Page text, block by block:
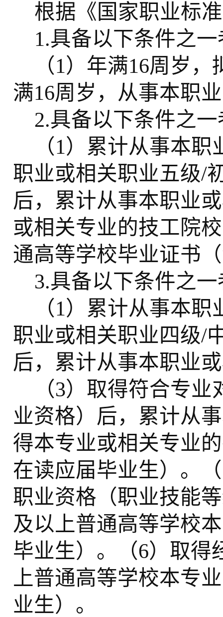
根据《国家职业标
1.具备以下条件之
（1）年满16周岁
满16周岁，从事本职
2.具备以下条件之
（1）累计从事本职
职业或相关职业五级/
后，累计从事本职业
或相关专业的技工院
通高等学校毕业证书
3.具备以下条件之
（1）累计从事本职
职业或相关职业四级/
后，累计从事本职业
（3）取得符合专业
业资格）后，累计从
得本专业或相关专业
在读应届毕业生）。
职业资格（职业技能
及以上普通高等学校
毕业生）。（6）取得
上普通高等学校本专
业生）。